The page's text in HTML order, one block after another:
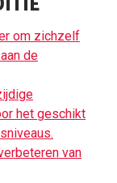
om zichzelf
de
het geschikt
van